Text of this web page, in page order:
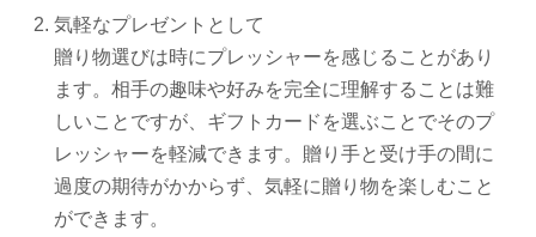
気軽なプレゼントとして
贈り物選びは時にプレッシャーを感じることがあり
ます。相手の趣味や好みを完全に理解することは難
しいことですが、ギフトカードを選ぶことでそのプ
レッシャーを軽減できます。贈り手と受け手の間に
過度の期待がかからず、気軽に贈り物を楽しむこと
ができます。